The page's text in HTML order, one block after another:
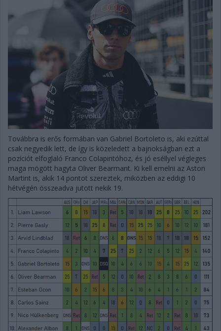
Továbbra is erős formában van Gabriel Bortoleto is, aki ezúttal
csak negyedik lett, de így is közeledett a bajnokságban ezt a
pozíciót elfoglaló Franco Colapintóhoz, és jó eséllyel végleges
maga mögött hagyta Oliver Bearmant. Ki kell emelni az Aston
Martint is, akik 14 pontot szereztek, miközben az eddigi 10
hétvégén összeadva jutott nekik 19.